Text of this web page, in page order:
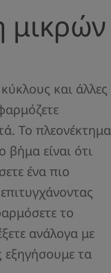
και άλλες
Το πλεονέκτημα
είναι ότι
ένα πιο
το
ανάλογα με
εξηγήσουμε τα